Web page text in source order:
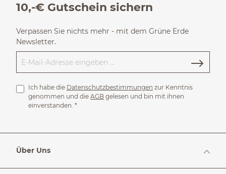
10,-€ Gutschein sichern
Verpassen Sie nichts mehr - mit dem Grüne Erde
Newsletter.
Ich habe die Datenschutzbestimmungen zur Kenntnis
genommen und die AGB gelesen und bin mit ihnen
einverstanden. *
Über Uns